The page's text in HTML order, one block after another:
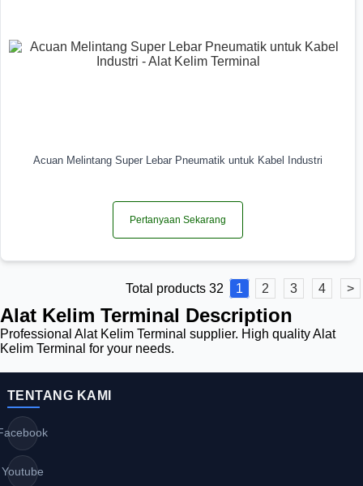
Acuan Melintang Super Lebar Pneumatik untuk Kabel Industri
Pertanyaan Sekarang
Total products 32 1 2 3 4 >
Alat Kelim Terminal Description
Professional Alat Kelim Terminal supplier. High quality Alat
Kelim Terminal for your needs.
TENTANG KAMI
Youtube